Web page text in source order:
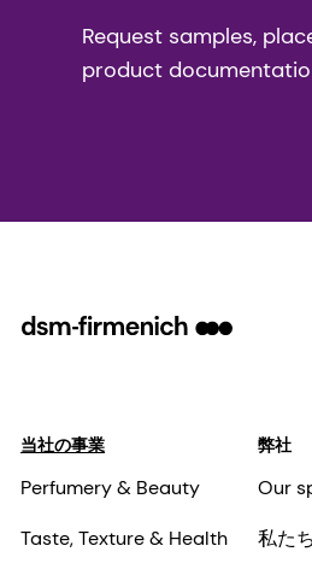
Request samples,
product
当社の事業
Perfumery & Beauty
Taste, Texture & Health
弊社
Our
私た